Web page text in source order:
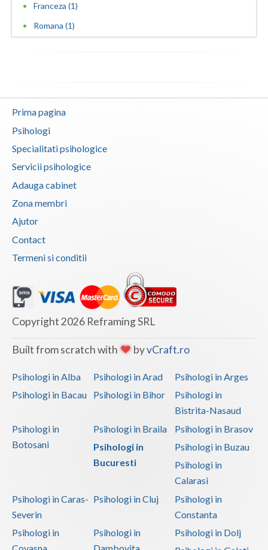
Franceza (1)
Romana (1)
Prima pagina
Psihologi
Specialitati psihologice
Servicii psihologice
Adauga cabinet
Zona membri
Ajutor
Contact
Termeni si conditii
Copyright 2026 Reframing SRL
Built from scratch with byvCraft.ro
Psihologi in Alba Psihologi in Arad
Psihologi in Arges
Psihologi in Bacau
Psihologi in Bihor
Psihologi in
Bistrita-Nasaud
Psihologi in
Botosani
Psihologi in Braila
Psihologi in Brasov
Psihologi in
Bucuresti
Psihologi in Buzau
Psihologi in
Calarasi
Psihologi in Caras-
Severin
Psihologi in Cluj
Psihologi in
Constanta
Psihologi in
Psihologi in
Psihologi in Dolj